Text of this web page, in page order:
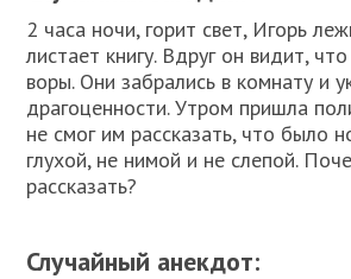
2 часа ночи, горит свет, Игорь
листает книгу. Вдруг он видит,
воры. Они забрались в комнату и
драгоценности. Утром пришла
не смог им рассказать, что было
глухой, не нимой и не слепой.
рассказать?
Случайный анекдот: